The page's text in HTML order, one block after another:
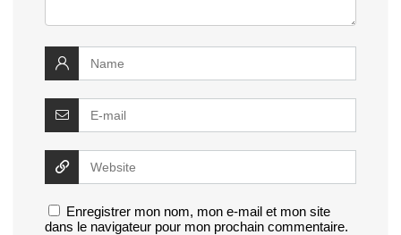
Enregistrer mon nom, mon e-mail et mon site
dans le navigateur pour mon prochain commentaire.